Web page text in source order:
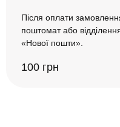
Після оплати
поштомат або
«Нової пошти».
100 грн